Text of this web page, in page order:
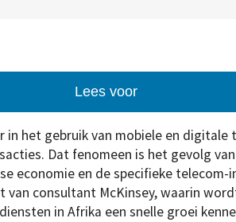
Lees voor
het gebruik van mobiele en digitale
Dat fenomeen is het gevolg
economie en de specifieke
consultant McKinsey, waarin
in Afrika een snelle groei